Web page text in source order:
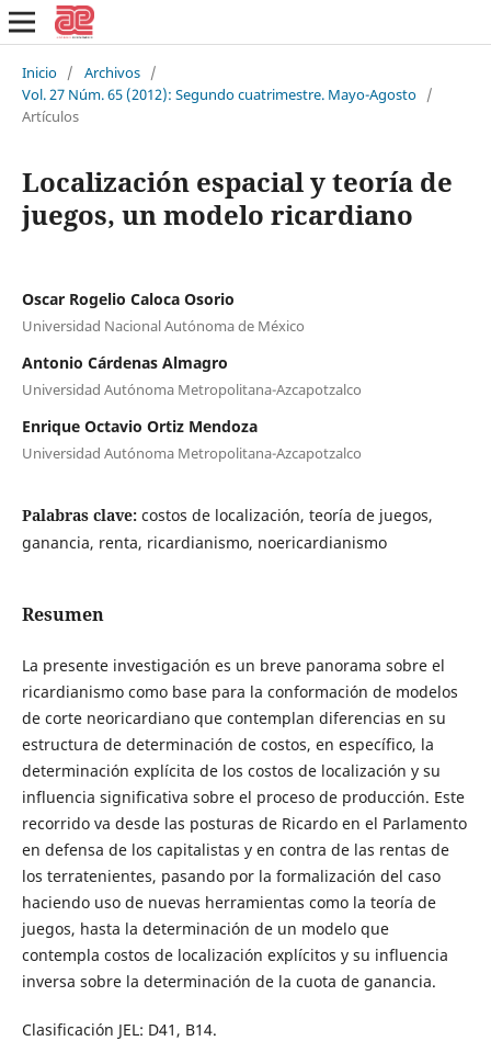
Inicio / Archivos /
Vol. 27 Núm. 65 (2012): Segundo cuatrimestre. Mayo-Agosto /
Artículos
Localización espacial y teoría de
juegos, un modelo ricardiano
Oscar Rogelio Caloca Osorio
Universidad Nacional Autónoma de México
Antonio Cárdenas Almagro
Universidad Autónoma Metropolitana-Azcapotzalco
Enrique Octavio Ortiz Mendoza
Universidad Autónoma Metropolitana-Azcapotzalco
Palabras clave: costos de localización, teoría de juegos,
ganancia, renta, ricardianismo, noericardianismo
Resumen
La presente investigación es un breve panorama sobre el
ricardianismo como base para la conformación de modelos
de corte neoricardiano que contemplan diferencias en su
estructura de determinación de costos, en específico, la
determinación explícita de los costos de localización y su
influencia significativa sobre el proceso de producción. Este
recorrido va desde las posturas de Ricardo en el Parlamento
en defensa de los capitalistas y en contra de las rentas de
los terratenientes, pasando por la formalización del caso
haciendo uso de nuevas herramientas como la teoría de
juegos, hasta la determinación de un modelo que
contempla costos de localización explícitos y su influencia
inversa sobre la determinación de la cuota de ganancia.
Clasificación JEL: D41, B14.